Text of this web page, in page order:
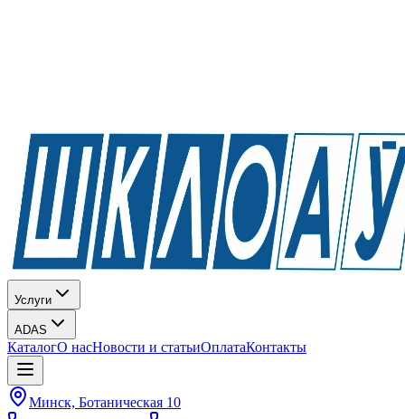
Услуги
ADAS
КаталогО насНовости и статьиОплатаКонтакты
Минск, Ботаническая 10